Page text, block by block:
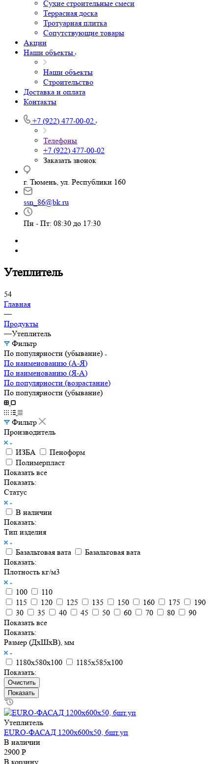
Сухие строительные смеси
Террасная доска
Тротуарная плитка
Сопутствующие товары
Акции
Наши объекты
Наши объекты
Строительство
Доставка и оплата
Контакты
+7 (922) 477-00-02
Телефоны
+7 (922) 477-00-02
Заказать звонок
г. Тюмень, ул. Республики 160
ssn_86@bk.ru
Пн - Пт: 08:30 до 17:30
Утеплитель
54
Главная
—
Продукты
—Утеплитель
Фильтр
По популярности (убывание)
По наименованию (А-Я)
По наименованию (Я-А)
По популярности (возрастание)
По популярности (убывание)
Фильтр
Производитель
ИЗБА
Пеноформ
Полимерпласт
Показать все
Показать:
Статус
В наличии
Показать:
Тип изделия
Базальтовая вата
Базальтовая вата
Показать:
Плотность кг/м3
100
110
115
120 125 135 150 160 175
190
30
35 40 45 50 60 70 80
90
Показать все
Показать:
Размер (ДxШxВ), мм
1180х580х100
1185х585х100
Показать:
Очистить
Утеплитель
EURO-ФАСАД 1200х600х50, 6шт.уп
В наличии
2900 Р
В корзину